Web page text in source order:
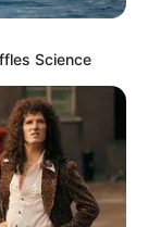
Science